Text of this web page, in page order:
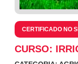
CERTIFICADO NO
CURSO: